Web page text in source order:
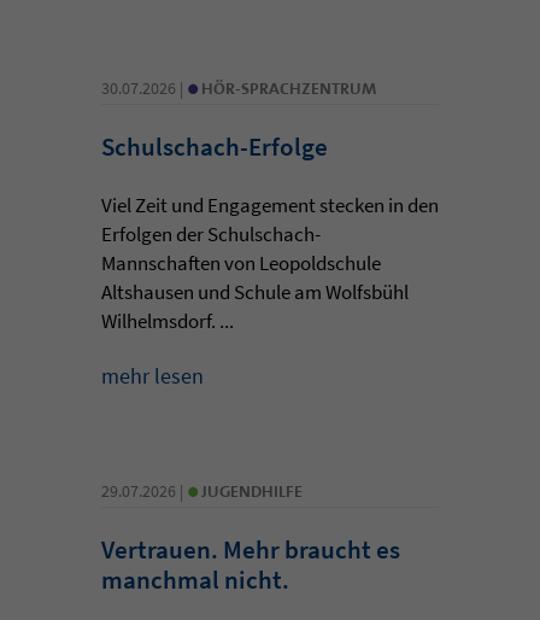
30.07.2026 | • HÖR-SPRACHZENTRUM
Schulschach-Erfolge
Viel Zeit und Engagement stecken in den
Erfolgen der Schulschach-
Mannschaften von Leopoldschule
Altshausen und Schule am Wolfsbühl
Wilhelmsdorf. ...
mehr lesen
29.07.2026 | •JUGENDHILFE
Vertrauen. Mehr braucht es
manchmal nicht.